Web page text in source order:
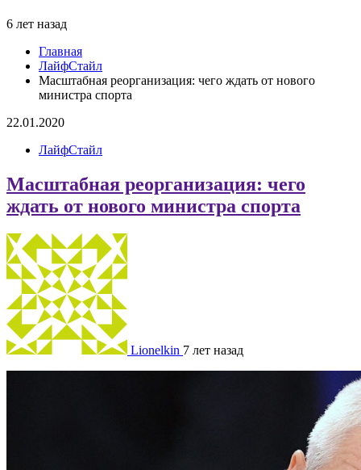
6 лет назад
Главная
ЛайфСтайл
Масштабная реорганизация: чего ждать от нового
министра спорта
22.01.2020
ЛайфСтайл
Масштабная реорганизация: чего
ждать от нового министра спорта
Lionelkin 7 лет назад